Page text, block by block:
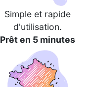
Simple et rapide
d'utilisation.
Prêt en 5 minutes